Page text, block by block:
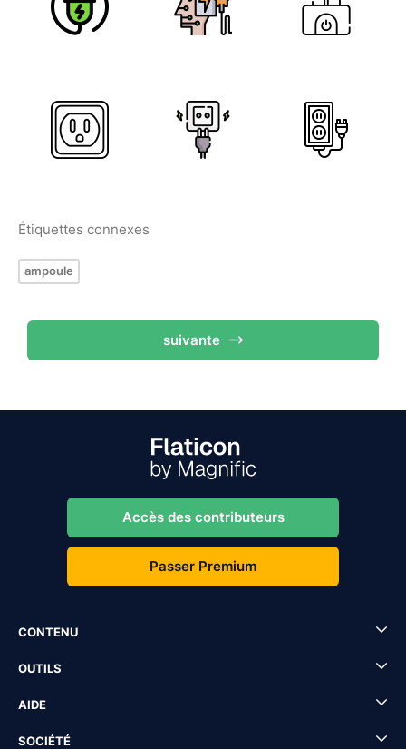
Étiquettes connexes
ampoule
suivante
Accès des contributeurs
Passer Premium
CONTENU
OUTILS
AIDE
SOCIÉTÉ